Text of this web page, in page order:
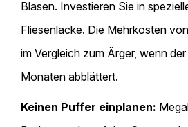
Blasen. Investieren Sie in
Fliesenlacke. Die Mehrkosten
im Vergleich zum Ärger, wenn
Monaten abblättert.
Keinen Puffer einplanen: